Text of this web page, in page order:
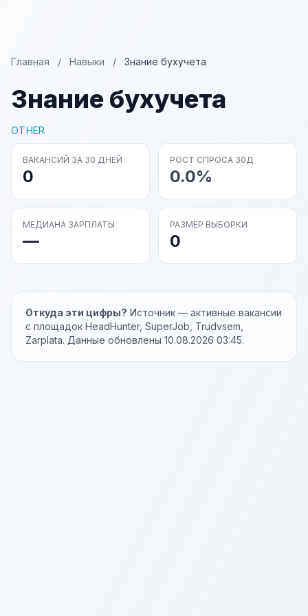
Главная / Навыки / Знание бухучета
Знание бухучета
OTHER
ВАКАНСИЙ ЗА 30 ДНЕЙ
0
РОСТ СПРОСА 30Д
0.0%
МЕДИАНА ЗАРПЛАТЫ
—
РАЗМЕР ВЫБОРКИ
0
Откуда эти цифры? Источник — активные вакансии
с площадок HeadHunter, SuperJob, Trudvsem,
Zarplata. Данные обновлены 10.08.2026 03:45.